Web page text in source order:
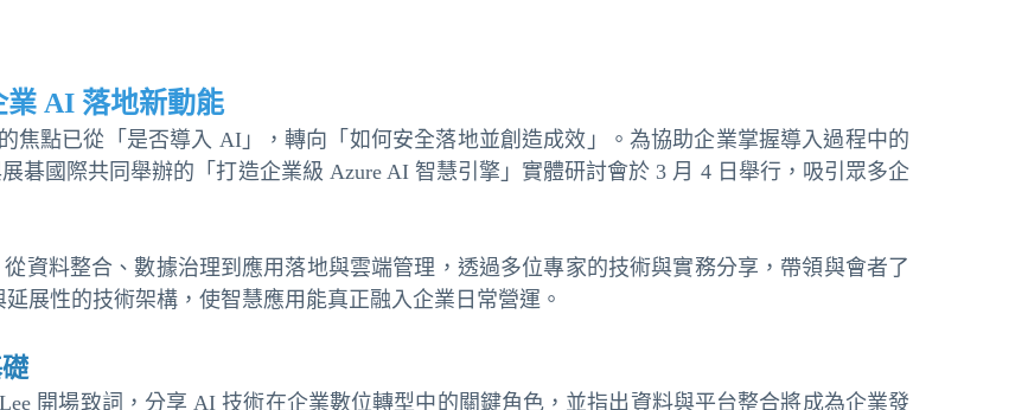
業 AI 落地新動能
焦點已從「是否導入 AI」，轉向「如何安全落地並創造成效」。為協助企業掌握導入過程中的
碁國際共同舉辦的「打造企業級 Azure AI 智慧引擎」實體研討會於 3 月 4 日舉行，吸引眾多企
資料整合、數據治理到應用落地與雲端管理，透過多位專家的技術與實務分享，帶領與會者了
展性的技術架構，使智慧應用能真正融入企業日常營運。
開場致詞，分享 AI 技術在企業數位轉型中的關鍵角色，並指出資料與平台整合將成為企業發